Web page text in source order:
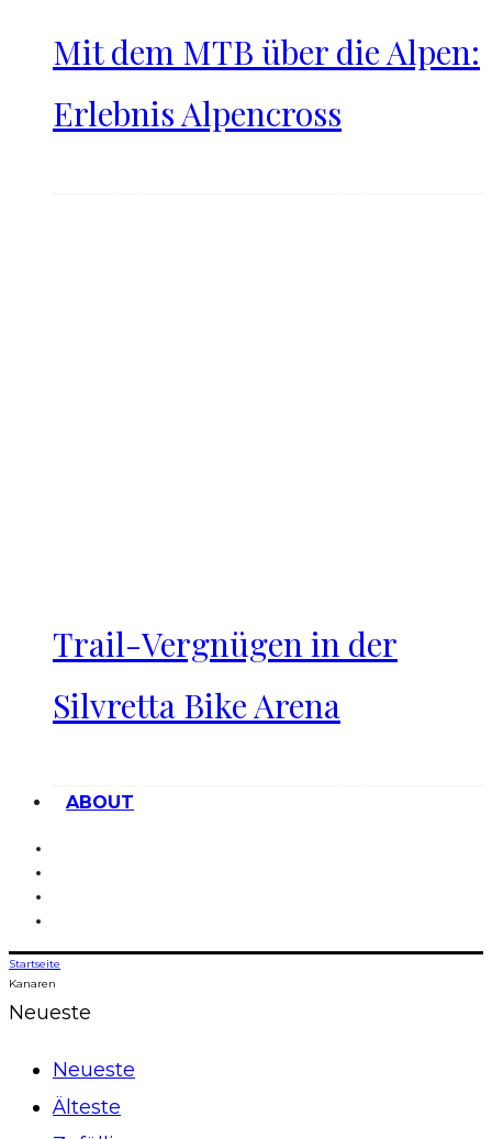
Mit dem MTB über die Alpen:
Erlebnis Alpencross
Trail-Vergnügen in der
Silvretta Bike Arena
ABOUT
Startseite
Kanaren
Neueste
Neueste
Älteste